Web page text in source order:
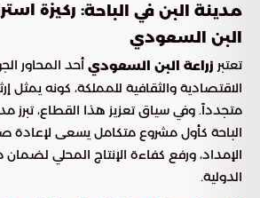
مدينة البن في الباحة: ركيزة
البن السعودي
تعتبر زراعة البن السعودي أحد المحاور
الاقتصادية والثقافية للمملكة، كونه يمثل
متجدداً. وفي سياق تعزيز هذا القطاع، تبرز
الباحة كأول مشروع متكامل يسعى
الإمداد، ورفع كفاءة الإنتاج المحلي
الدولية.